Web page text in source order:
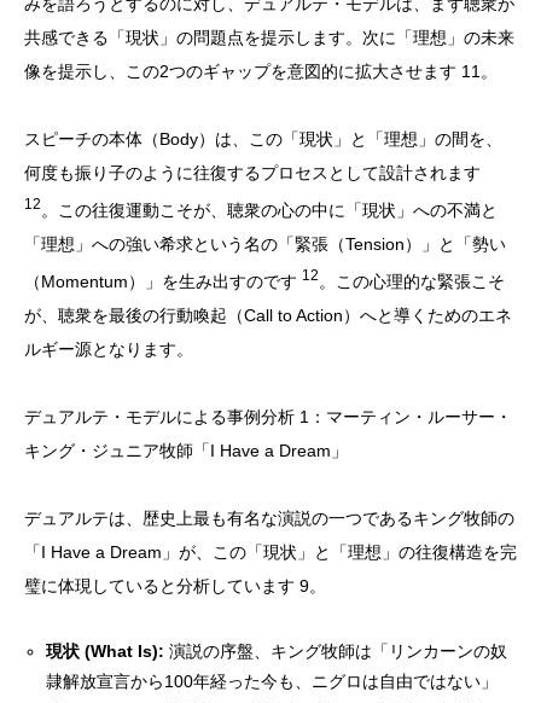
みを語ろうとするのに対し、デュアルテ・モデルは、まず聴衆が
共感できる「現状」の問題点を提示します。次に「理想」の未来
像を提示し、この2つのギャップを意図的に拡大させます 11。
スピーチの本体（Body）は、この「現状」と「理想」の間を、
何度も振り子のように往復するプロセスとして設計されます
12 。この往復運動こそが、聴衆の心の中に「現状」への不満と
「理想」への強い希求という名の「緊張（Tension）」と「勢い
（Momentum）」を生み出すのです 12 。この心理的な緊張こそ
が、聴衆を最後の行動喚起（Call to Action）へと導くためのエネ
ルギー源となります。
デュアルテ・モデルによる事例分析 1：マーティン・ルーサー・
キング・ジュニア牧師「I Have a Dream」
デュアルテは、歴史上最も有名な演説の一つであるキング牧師の
「I Have a Dream」が、この「現状」と「理想」の往復構造を完
璧に体現していると分析しています 9。
現状 (What Is): 演説の序盤、キング牧師は「リンカーンの奴
隷解放宣言から100年経った今も、ニグロは自由ではない」